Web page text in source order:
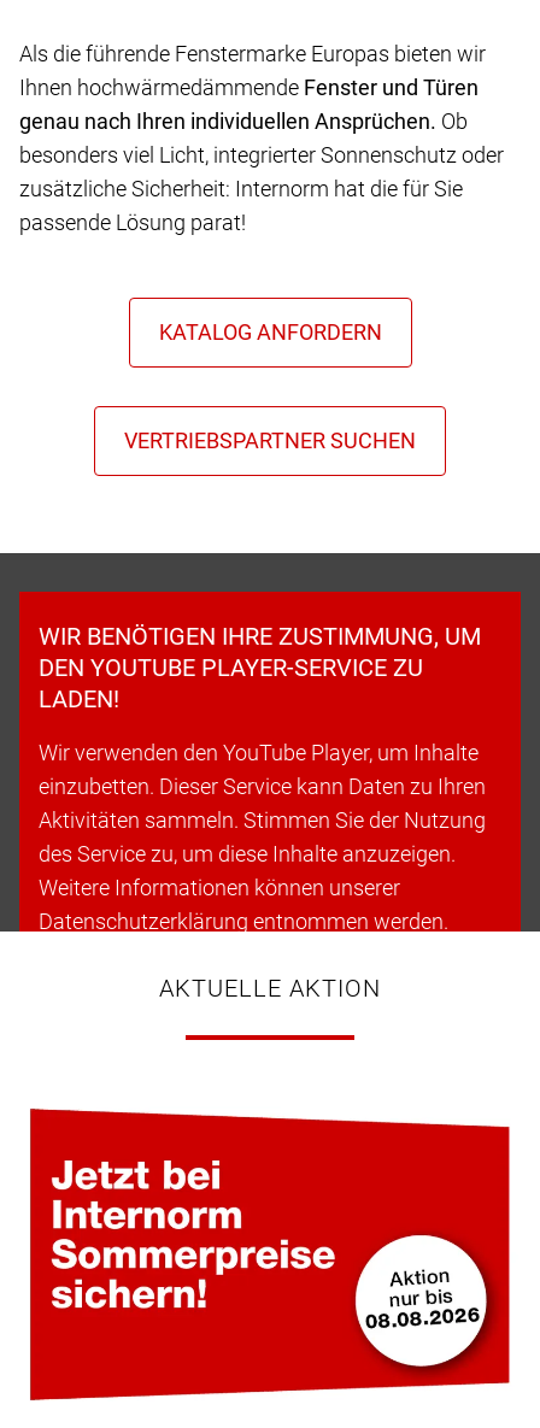
Als die führende Fenstermarke Europas bieten wir
Ihnen hochwärmedämmende Fenster und Türen
genau nach Ihren individuellen Ansprüchen. Ob
besonders viel Licht, integrierter Sonnenschutz oder
zusätzliche Sicherheit: Internorm hat die für Sie
passende Lösung parat!
WIR BENÖTIGEN IHRE ZUSTIMMUNG, UM
DEN YOUTUBE PLAYER-SERVICE ZU
LADEN!
Wir verwenden den YouTube Player, um Inhalte
einzubetten. Dieser Service kann Daten zu Ihren
Aktivitäten sammeln. Stimmen Sie der Nutzung
des Service zu, um diese Inhalte anzuzeigen.
Weitere Informationen können unserer
Datenschutzerklärung entnommen werden.
Cookies akzeptieren & fortfahren
AKTUELLE AKTION